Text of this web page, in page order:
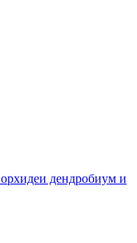
дендробиум и